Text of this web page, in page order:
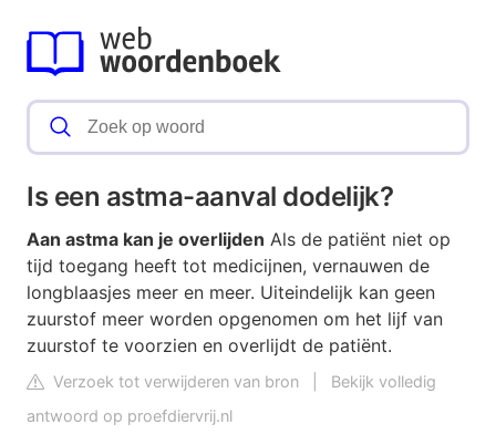
Is een astma-aanval dodelijk?
Aan astma kan je overlijden Als de patiënt niet op
tijd toegang heeft tot medicijnen, vernauwen de
longblaasjes meer en meer. Uiteindelijk kan geen
zuurstof meer worden opgenomen om het lijf van
zuurstof te voorzien en overlijdt de patiënt.
Verzoek tot verwijderen van bron
Bekijk volledig
antwoord op proefdiervrij.nl